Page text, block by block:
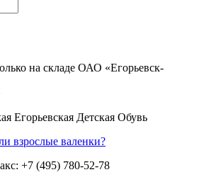
на складе ОАО «Егорьевск-
Егорьевская Детская Обувь
взрослые валенки?
+7 (495) 780-52-78